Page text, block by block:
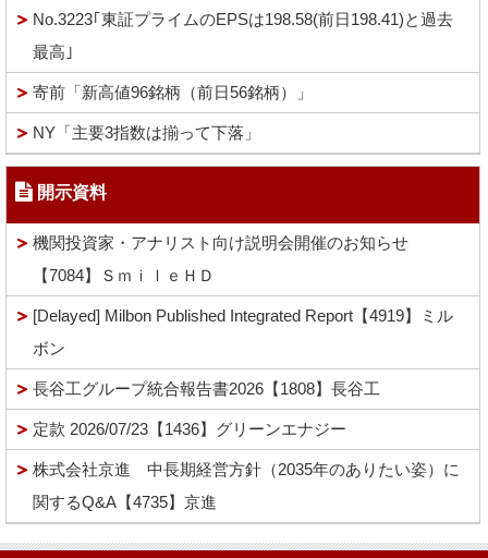
No.3223｢東証プライムのEPSは198.58(前日198.41)と過去
最高｣
寄前「新高値96銘柄（前日56銘柄）」
NY「主要3指数は揃って下落」
開示資料
機関投資家・アナリスト向け説明会開催のお知らせ
【7084】ＳｍｉｌｅＨＤ
[Delayed] Milbon Published Integrated Report【4919】ミル
ボン
長谷工グループ統合報告書2026【1808】長谷工
定款 2026/07/23【1436】グリーンエナジー
株式会社京進 中長期経営方針（2035年のありたい姿）に
関するQ&A【4735】京進